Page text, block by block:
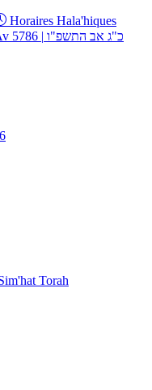
Horaires Hala'hiques
5786 | כ"ג אב התשפ"ו
Torah